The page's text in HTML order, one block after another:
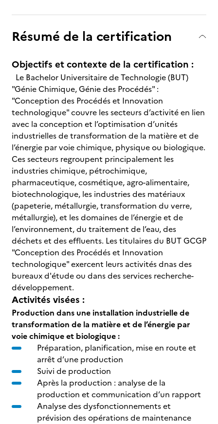
Résumé de la certification
Objectifs et contexte de la certification :
Le Bachelor Universitaire de Technologie (BUT)
"Génie Chimique, Génie des Procédés" :
"Conception des Procédés et Innovation
technologique" couvre les secteurs d’activité en lien
avec la conception et l’optimisation d’unités
industrielles de transformation de la matière et de
l’énergie par voie chimique, physique ou biologique.
Ces secteurs regroupent principalement les
industries chimique, pétrochimique,
pharmaceutique, cosmétique, agro-alimentaire,
biotechnologique, les industries des matériaux
(papeterie, métallurgie, transformation du verre,
métallurgie), et les domaines de l’énergie et de
l’environnement, du traitement de l’eau, des
déchets et des effluents. Les titulaires du BUT GCGP
"Conception des Procédés et Innovation
technologique" exercent leurs activités dnas des
bureaux d'étude ou dans des services recherche-
développement.
Activités visées :
Production dans une installation industrielle de
transformation de la matière et de l’énergie par
voie chimique et biologique :
Préparation, planification, mise en route et
arrêt d’une production
Suivi de production
Après la production : analyse de la
production et communication d’un rapport
Analyse des dysfonctionnements et
prévision des opérations de maintenance